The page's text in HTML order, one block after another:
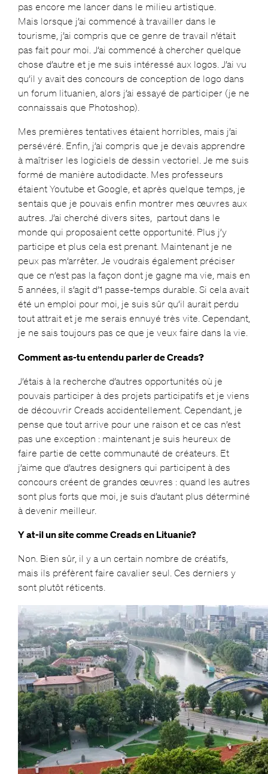
pas encore me lancer dans le milieu artistique.
Mais lorsque j’ai commencé à travailler dans le
tourisme, j’ai compris que ce genre de travail n’était
pas fait pour moi. J’ai commencé à chercher quelque
chose d’autre et je me suis intéressé aux logos. J’ai vu
qu’il y avait des concours de conception de logo dans
un forum lituanien, alors j’ai essayé de participer (je ne
connaissais que Photoshop).
Mes premières tentatives étaient horribles, mais j’ai
persévéré. Enfin, j’ai compris que je devais apprendre
à maîtriser les logiciels de dessin vectoriel. Je me suis
formé de manière autodidacte. Mes professeurs
étaient Youtube et Google, et après quelque temps, je
sentais que je pouvais enfin montrer mes œuvres aux
autres. J’ai cherché divers sites, partout dans le
monde qui proposaient cette opportunité. Plus j’y
participe et plus cela est prenant. Maintenant je ne
peux pas m’arrêter. Je voudrais également préciser
que ce n’est pas la façon dont je gagne ma vie, mais en
5 années, il s’agit d’1 passe-temps durable. Si cela avait
été un emploi pour moi, je suis sûr qu’il aurait perdu
tout attrait et je me serais ennuyé très vite. Cependant,
je ne sais toujours pas ce que je veux faire dans la vie.
Comment as-tu entendu parler de Creads?
J’étais à la recherche d’autres opportunités où je
pouvais participer à des projets participatifs et je viens
de découvrir Creads accidentellement. Cependant, je
pense que tout arrive pour une raison et ce cas n’est
pas une exception : maintenant je suis heureux de
faire partie de cette communauté de créateurs. Et
j’aime que d’autres designers qui participent à des
concours créent de grandes œuvres : quand les autres
sont plus forts que moi, je suis d’autant plus déterminé
à devenir meilleur.
Y at-il un site comme Creads en Lituanie?
Non. Bien sûr, il y a un certain nombre de créatifs,
mais ils préfèrent faire cavalier seul. Ces derniers y
sont plutôt réticents.